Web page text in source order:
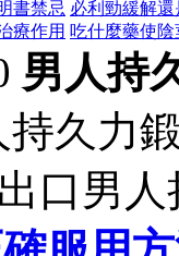
書禁忌 必利勁緩解還
療作用 吃什麼藥使
男人持
久力
口男